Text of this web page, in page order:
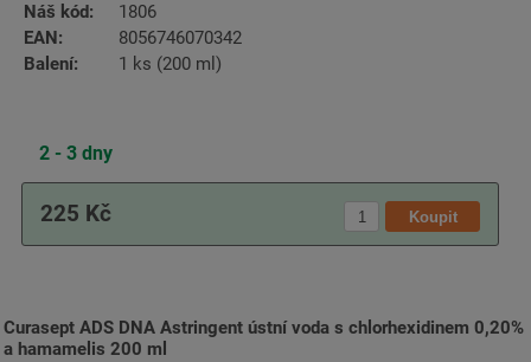
Náš kód:
1806
EAN:
8056746070342
Balení:
1 ks (200 ml)
2 - 3 dny
225 Kč
Curasept ADS DNA Astringent ústní voda s chlorhexidinem 0,20%
a hamamelis 200 ml